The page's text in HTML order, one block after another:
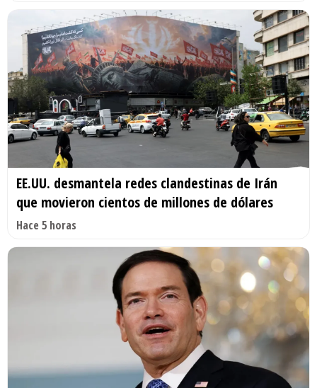
EE.UU. desmantela redes clandestinas de Irán
que movieron cientos de millones de dólares
Hace 5 horas